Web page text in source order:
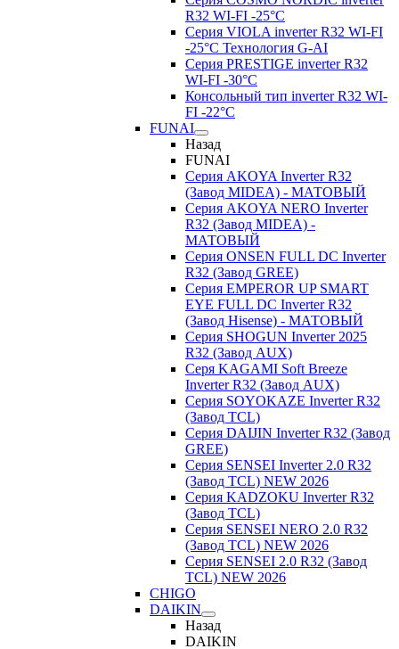
R32 WI-FI -25°C
Серия VIOLA inverter R32 WI-FI
-25°C Технология G-AI
Серия PRESTIGE inverter R32
WI-FI -30°C
Консольный тип inverter R32 WI-
FI -22°C
FUNAI
Назад
FUNAI
Серия AKOYA Inverter R32
(Завод MIDEA) - МАТОВЫЙ
Серия AKOYA NERO Inverter
R32 (Завод MIDEA) -
МАТОВЫЙ
Серия ONSEN FULL DC Inverter
R32 (Завод GREE)
Серия EMPEROR UP SMART
EYE FULL DC Inverter R32
(Завод Hisense) - МАТОВЫЙ
Серия SHOGUN Inverter 2025
R32 (Завод AUX)
Серя KAGAMI Soft Breeze
Inverter R32 (Завод AUX)
Серия SOYOKAZE Inverter R32
(Завод TCL)
Серия DAIJIN Inverter R32 (Завод
GREE)
Серия SENSEI Inverter 2.0 R32
(Завод TCL) NEW 2026
Серия KADZOKU Inverter R32
(Завод TCL)
Серия SENSEI NERO 2.0 R32
(Завод TCL) NEW 2026
Серия SENSEI 2.0 R32 (Завод
TCL) NEW 2026
CHIGO
DAIKIN
Назад
DAIKIN